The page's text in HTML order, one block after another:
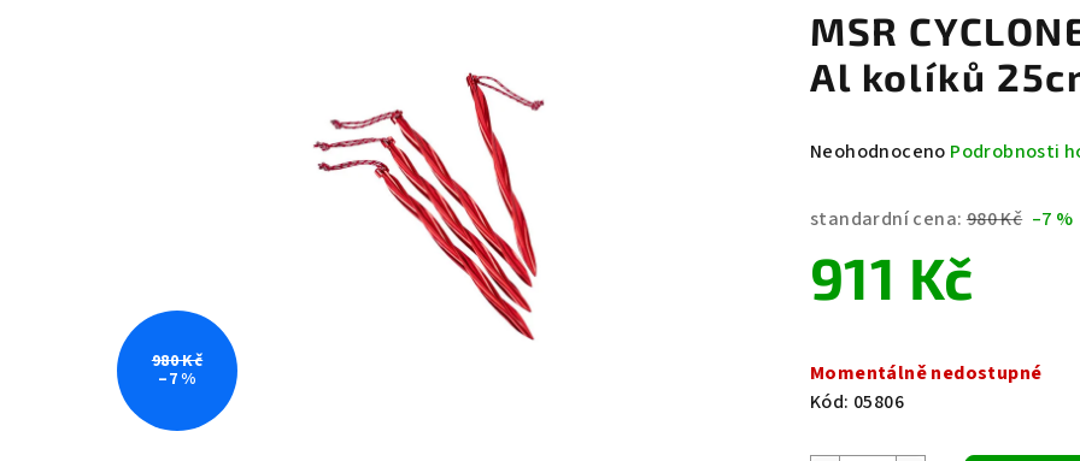
MSR
Al kolíků
Průměrné
produktu
0,0
z
Neohodnoceno Podrobnosti
standardní cena: 980 Kč –7 %
911 Kč
cena:
Momentálně nedostupné
Kód: 05806
980 Kč
–7 %